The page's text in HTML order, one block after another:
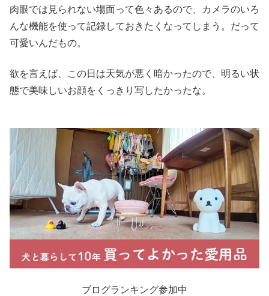
肉眼では見られない場面って色々あるので、カメラのいろ
んな機能を使って記録しておきたくなってしまう。だって
可愛いんだもの。
欲を言えば、この日は天気が悪く暗かったので、明るい状
態で美味しいお顔をくっきり写したかったな。
ブログランキング参加中